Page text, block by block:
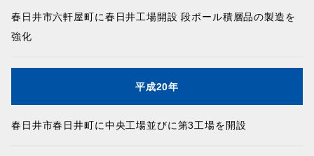
春日井市六軒屋町に春日井工場開設 段ボール積層品の製造を
強化
平成20年
春日井市春日井町に中央工場並びに第3工場を開設